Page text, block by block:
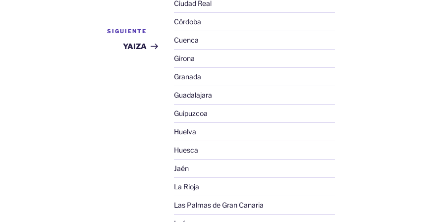
Siguiente
entrada
SIGUIENTE
YAIZA
Ciudad Real
Córdoba
Cuenca
Girona
Granada
Guadalajara
Guipuzcoa
Huelva
Huesca
Jaén
La Rioja
Las Palmas de Gran Canaria